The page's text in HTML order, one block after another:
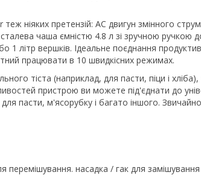
ніяких претензій: AC двигун змінного
чаша ємністю 4.8 л зі зручною ручкою
1 літр вершків. Ідеальне поєднання
працювати в 10 швидкісних режимах.
тіста (наприклад, для пасти, піци і
пристрою ви можете під'єднати до
пасти, м'ясорубку і багато іншого.
перемішування. насадка / гак для замішування